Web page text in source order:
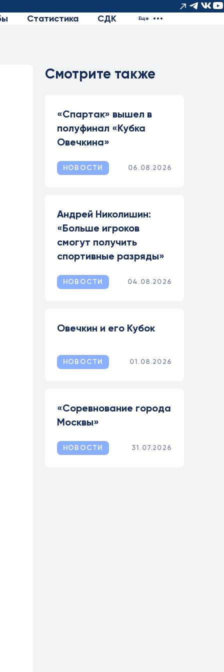
Статистика СДК Еще
Смотрите также
«Спартак» вышел в
полуфинал «Кубка
Овечкина»
НОВОСТИ 06.08.2026
Андрей Николишин:
«Больше игроков
смогут получить
спортивные разряды»
НОВОСТИ 04.08.2026
Овечкин и его Кубок
НОВОСТИ 01.08.2026
«Соревнование города
Москвы»
НОВОСТИ 31.07.2026